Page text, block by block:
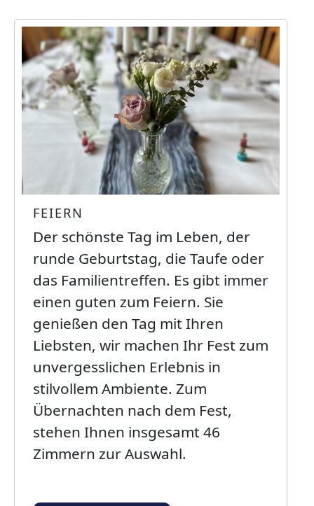
Bild
FEIERN
Der schönste Tag im Leben, der
runde Geburtstag, die Taufe oder
das Familientreffen. Es gibt immer
einen guten zum Feiern. Sie
genießen den Tag mit Ihren
Liebsten, wir machen Ihr Fest zum
unvergesslichen Erlebnis in
stilvollem Ambiente. Zum
Übernachten nach dem Fest,
stehen Ihnen insgesamt 46
Zimmern zur Auswahl.